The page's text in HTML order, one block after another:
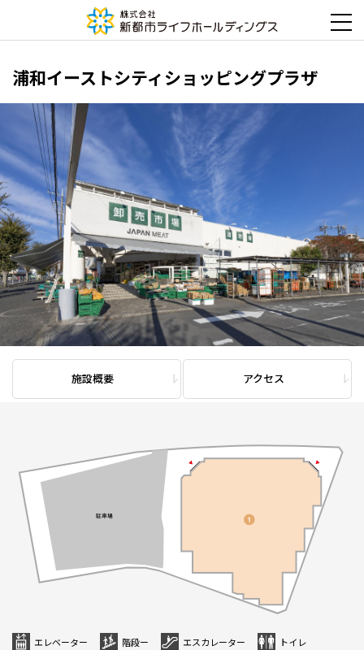
浦和イーストシティショッピングプラザ
施設概要 アクセス
エレベーター 階段ー エスカレーター
トイレ